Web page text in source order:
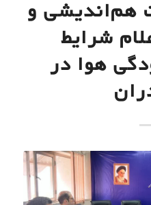
هم‌اندیشی و
شرایط
هوا در